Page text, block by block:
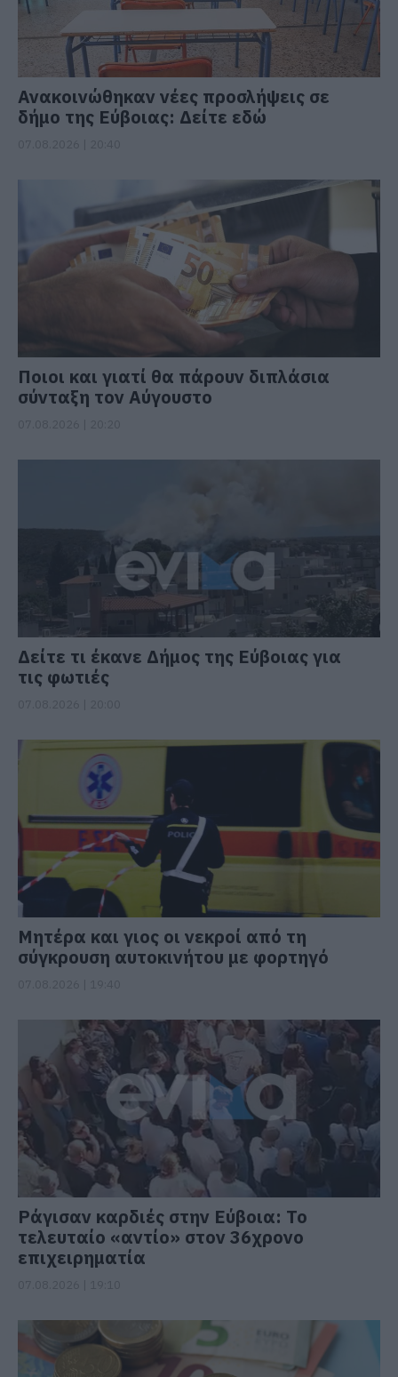
Ανακοινώθηκαν νέες προσλήψεις σε
δήμο της Εύβοιας: Δείτε εδώ
Ποιοι και γιατί θα πάρουν διπλάσια
σύνταξη τον Αύγουστο
Δείτε τι έκανε Δήμος της Εύβοιας για
τις φωτιές
Μητέρα και γιος οι νεκροί από τη
σύγκρουση αυτοκινήτου με φορτηγό
Ράγισαν καρδιές στην Εύβοια: Το
τελευταίο «αντίο» στον 36χρονο
επιχειρηματία